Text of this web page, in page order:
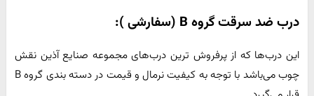
درب ضد سرقت گروه B (سفارشی ):
این درب‌ها که از پرفروش ترین درب‌های مجموعه صنایع آذین نقش
چوب می‌باشد با توجه به کیفیت نرمال و قیمت در دسته بندی گروه B